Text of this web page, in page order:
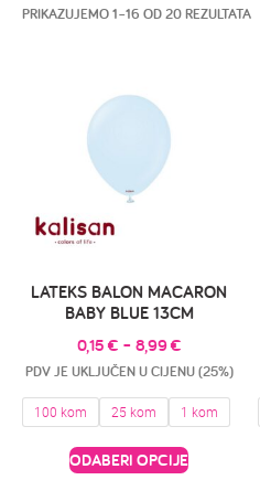
PRIKAZUJEMO 1–16 OD 20 REZULTATA
LATEKS BALON MACARON
BABY BLUE 13CM
0,15 € – 8,99€
PDV JE UKLJUČEN U CIJENU (25%)
100 kom 25 kom 1 kom
ODABERI OPCIJE